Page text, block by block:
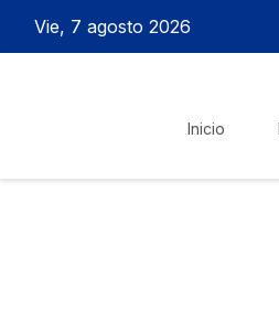
Vie, 7 agosto 2026
Inicio